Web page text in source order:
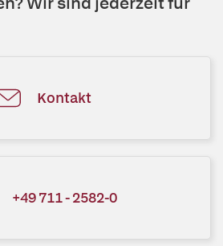
Kontakt
+49 711 - 2582-0